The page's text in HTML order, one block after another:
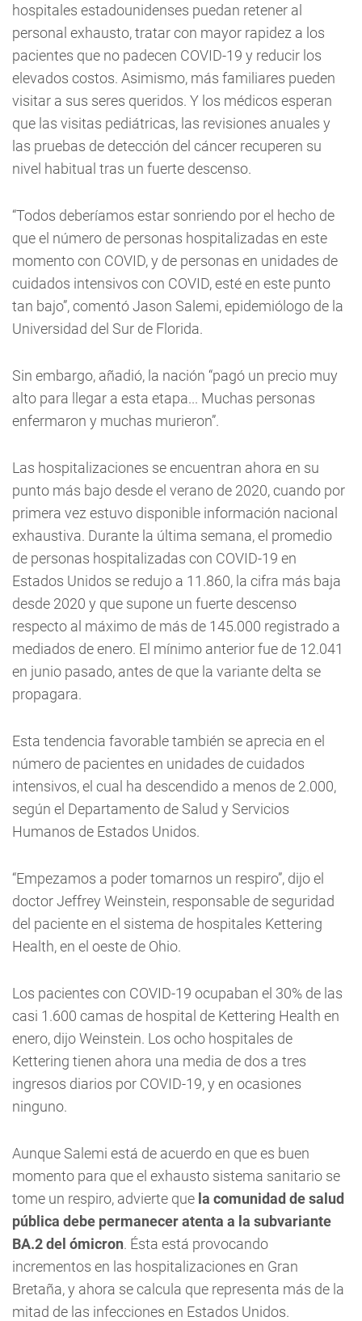
hospitales estadounidenses puedan retener al
personal exhausto, tratar con mayor rapidez a los
pacientes que no padecen COVID-19 y reducir los
elevados costos. Asimismo, más familiares pueden
visitar a sus seres queridos. Y los médicos esperan
que las visitas pediátricas, las revisiones anuales y
las pruebas de detección del cáncer recuperen su
nivel habitual tras un fuerte descenso.
“Todos deberíamos estar sonriendo por el hecho de
que el número de personas hospitalizadas en este
momento con COVID, y de personas en unidades de
cuidados intensivos con COVID, esté en este punto
tan bajo”, comentó Jason Salemi, epidemiólogo de la
Universidad del Sur de Florida.
Sin embargo, añadió, la nación “pagó un precio muy
alto para llegar a esta etapa... Muchas personas
enfermaron y muchas murieron”.
Las hospitalizaciones se encuentran ahora en su
punto más bajo desde el verano de 2020, cuando por
primera vez estuvo disponible información nacional
exhaustiva. Durante la última semana, el promedio
de personas hospitalizadas con COVID-19 en
Estados Unidos se redujo a 11.860, la cifra más baja
desde 2020 y que supone un fuerte descenso
respecto al máximo de más de 145.000 registrado a
mediados de enero. El mínimo anterior fue de 12.041
en junio pasado, antes de que la variante delta se
propagara.
Esta tendencia favorable también se aprecia en el
número de pacientes en unidades de cuidados
intensivos, el cual ha descendido a menos de 2.000,
según el Departamento de Salud y Servicios
Humanos de Estados Unidos.
“Empezamos a poder tomarnos un respiro”, dijo el
doctor Jeffrey Weinstein, responsable de seguridad
del paciente en el sistema de hospitales Kettering
Health, en el oeste de Ohio.
Los pacientes con COVID-19 ocupaban el 30% de las
casi 1.600 camas de hospital de Kettering Health en
enero, dijo Weinstein. Los ocho hospitales de
Kettering tienen ahora una media de dos a tres
ingresos diarios por COVID-19, y en ocasiones
ninguno.
Aunque Salemi está de acuerdo en que es buen
momento para que el exhausto sistema sanitario se
tome un respiro, advierte que la comunidad de salud
pública debe permanecer atenta a la subvariante
BA.2 del ómicron. Ésta está provocando
incrementos en las hospitalizaciones en Gran
Bretaña, y ahora se calcula que representa más de la
mitad de las infecciones en Estados Unidos.